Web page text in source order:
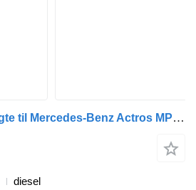
Koito 10017498 forlygte til Mercedes-Benz Actros MP4 Antos Arocs (2012-) trækker
diesel